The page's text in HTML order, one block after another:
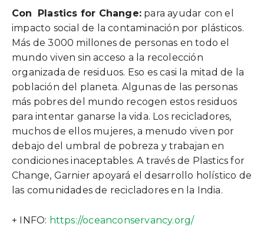
Con Plastics for Change: para ayudar con el
impacto social de la contaminación por plásticos.
Más de 3000 millones de personas en todo el
mundo viven sin acceso a la recolección
organizada de residuos. Eso es casi la mitad de la
población del planeta. Algunas de las personas
más pobres del mundo recogen estos residuos
para intentar ganarse la vida. Los recicladores,
muchos de ellos mujeres, a menudo viven por
debajo del umbral de pobreza y trabajan en
condiciones inaceptables. A través de Plastics for
Change, Garnier apoyará el desarrollo holístico de
las comunidades de recicladores en la India.
+ INFO: https://oceanconservancy.org/